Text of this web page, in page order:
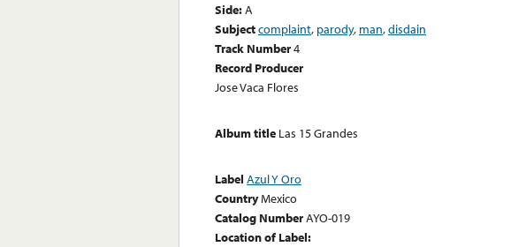
Side:A
Subjectcomplaint, parody, man,disdain
Track Number4
Record Producer
Jose Vaca Flores
Album title Las 15 Grandes
Label Azul Y Oro
CountryMexico
Catalog NumberAYO-019
Location of Label: